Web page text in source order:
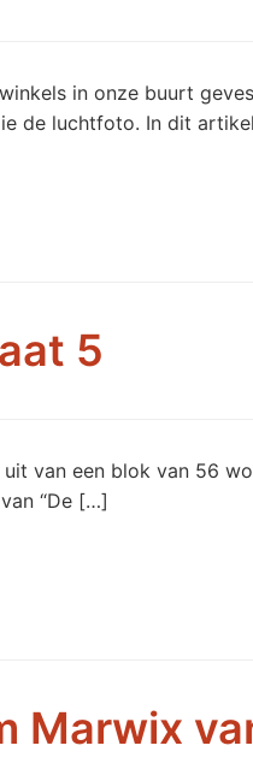
in onze buurt
de luchtfoto. In dit
5
van een blok van 56
“De […]
Marwix